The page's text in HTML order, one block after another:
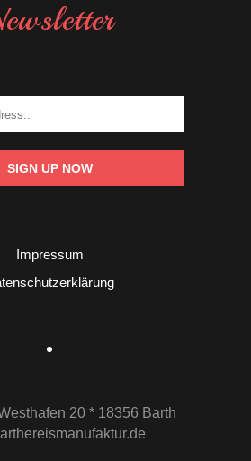
SIGN UP NOW
Impressum
20 * 18356 Barth